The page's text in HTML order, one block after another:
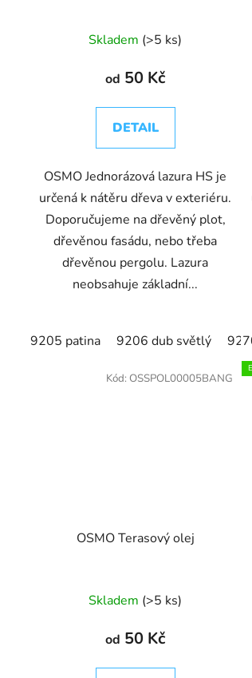
Skladem (>5 ks)
od 50 Kč
DETAIL
OSMO Jednorázová lazura HS je
určená k nátěru dřeva v exteriéru.
Doporučujeme na dřevěný plot,
dřevěnou fasádu, nebo třeba
dřevěnou pergolu. Lazura
neobsahuje základní...
9205 patina 9206 dub světlý
OSMO Terasový olej
Skladem (>5 ks)
od 50 Kč
Kód: OSSPOL00005BANG